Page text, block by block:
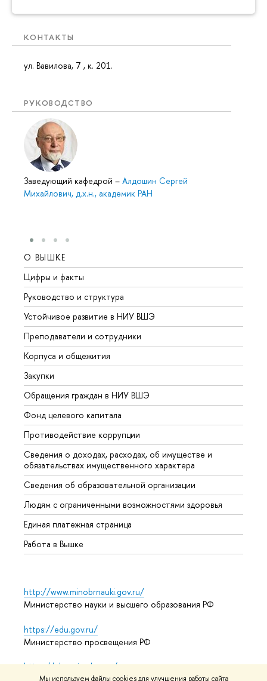
Мы используем файлы cookies для улучшения работы сайта
КОНТАКТЫ
ул. Вавилова, 7 , к. 201.
РУКОВОДСТВО
Заведующий кафедрой – Алдошин Сергей
Михайлович, д.х.н., академик РАН
О ВЫШКЕ
Цифры и факты
Руководство и структура
Устойчивое развитие в НИУ ВШЭ
Преподаватели и сотрудники
Корпуса и общежития
Закупки
Обращения граждан в НИУ ВШЭ
Фонд целевого капитала
Противодействие коррупции
Сведения о доходах, расходах, об имуществе и
обязательствах имущественного характера
Сведения об образовательной организации
Людям с ограниченными возможностями здоровья
Единая платежная страница
Работа в Вышке
http://www.minobrnauki.gov.ru/
Министерство науки и высшего образования РФ
https://edu.gov.ru/
Министерство просвещения РФ
https://elearning.hse.ru/mooc